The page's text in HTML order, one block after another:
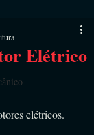
Elétrico
elétricos.